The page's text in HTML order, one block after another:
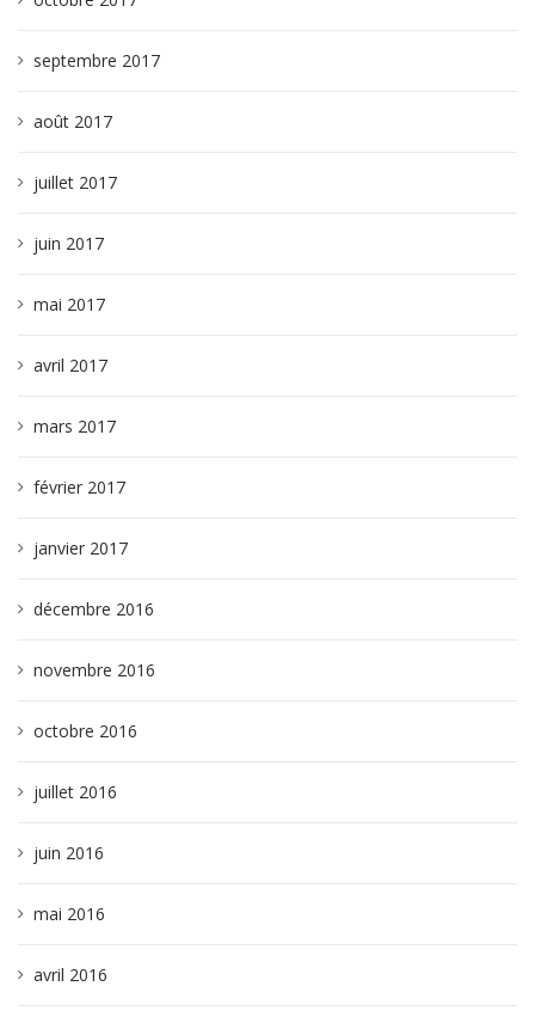
septembre 2017
août 2017
juillet 2017
juin 2017
mai 2017
avril 2017
mars 2017
février 2017
janvier 2017
décembre 2016
novembre 2016
octobre 2016
juillet 2016
juin 2016
mai 2016
avril 2016